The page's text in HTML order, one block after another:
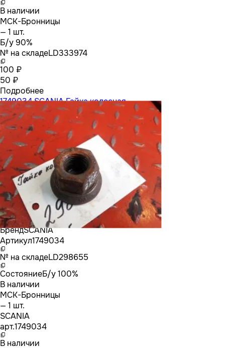
В наличии
МСК-Бронницы
— 1 шт.
Б/у 90%
№ на складеLD333974
100 ₽
50 ₽
Подробнее
1749034 SCANIA Гайка колесная
БрендSCANIA
Артикул1749034
№ на складеLD298655
СостояниеБ/у 100%
В наличии
МСК-Бронницы
— 1 шт.
SCANIA
арт.1749034
В наличии